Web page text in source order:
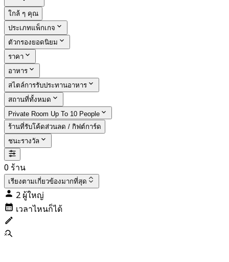
ใกล้ ๆ คุณ
ประเภทแพ็กเกจ
ตัวกรองยอดนิยม
ราคา
อาหาร
สไตล์การรับประทานอาหาร
สถานที่ทั้งหมด
Private Room Up To 10 People
ร้านที่รับโค้ดส่วนลด / กิฟต์การ์ด
ชนะรางวัล
0 ร้าน
เรียงตามเกี่ยวข้องมากที่สุด
2 ผู้ใหญ่
เวลาไหนก็ได้